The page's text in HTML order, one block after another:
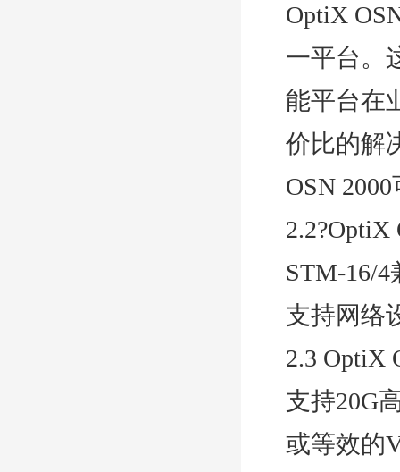
OptiX
一平台。
能平台在
价比的解
OSN
2.2?OptiX
STM-16/
支持网络
2.3 OptiX
支持20G
或等效的